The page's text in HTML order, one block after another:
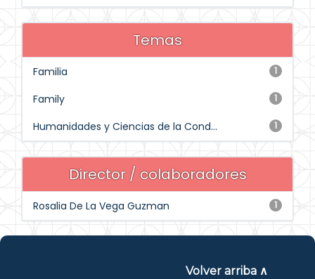
Temas
1
Familia
1
Family
1
Humanidades y Ciencias de la Cond...
Director / colaboradores
1
Rosalia De La Vega Guzman
Volver arriba ∧